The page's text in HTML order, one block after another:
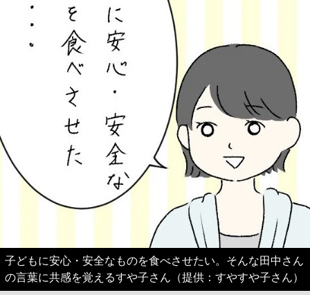
子どもに安心・安全なものを食べさせたい。そんな田中さん
の言葉に共感を覚えるすや子さん（提供：すやすや子さん）